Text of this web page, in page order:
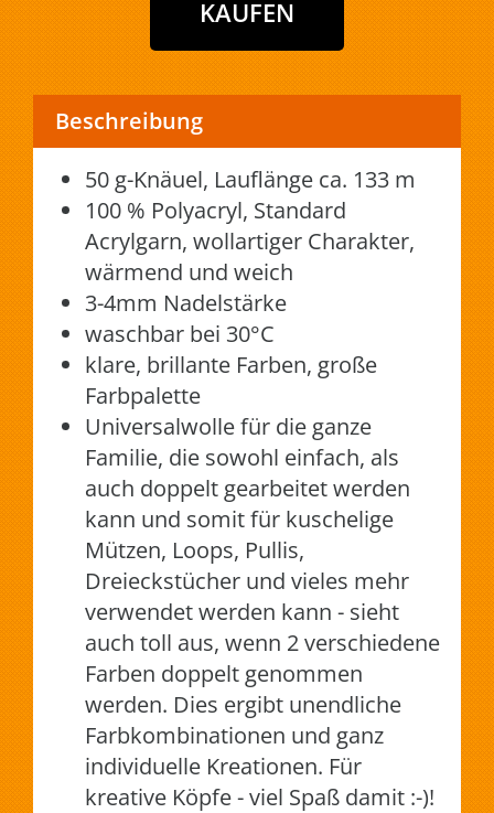
Beschreibung
50 g-Knäuel, Lauflänge ca. 133 m
100 % Polyacryl, Standard
Acrylgarn, wollartiger Charakter,
wärmend und weich
3-4mm Nadelstärke
waschbar bei 30°C
klare, brillante Farben, große
Farbpalette
Universalwolle für die ganze
Familie, die sowohl einfach, als
auch doppelt gearbeitet werden
kann und somit für kuschelige
Mützen, Loops, Pullis,
Dreieckstücher und vieles mehr
verwendet werden kann - sieht
auch toll aus, wenn 2 verschiedene
Farben doppelt genommen
werden. Dies ergibt unendliche
Farbkombinationen und ganz
individuelle Kreationen. Für
kreative Köpfe - viel Spaß damit :-)!